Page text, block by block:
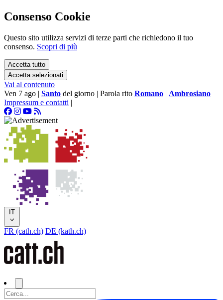
Consenso Cookie
Questo sito utilizza servizi di terze parti che richiedono il tuo
consenso. Scopri di più
Accetta tutto
Accetta selezionati
Vai al contenuto
Ven 7 ago | Santo del giorno | Parola rito Romano | Ambrosiano
Impressum e contatti |
IT
FR (cath.ch) DE (kath.ch)